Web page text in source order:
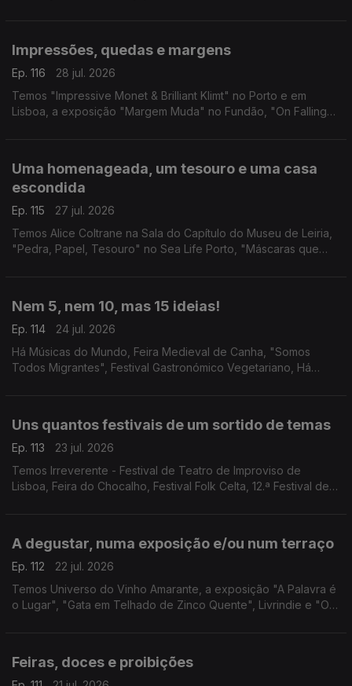
Impressões, quedas e margens
Ep. 116
28 jul. 2026
Temos "Impressive Monet & Brilliant Klimt" no Porto e em
Lisboa, a exposição "Margem Muda" no Fundão, "On Falling"
Uma homenageada, um tesouro e uma casa
escondida
Ep. 115
27 jul. 2026
Temos Alice Coltrane na Sala do Capítulo do Museu de Leiria,
"Pedra, Papel, Tesouro" no Sea Life Porto, "Máscaras que
Nem 5, nem 10, mas 15 ideias!
Ep. 114
24 jul. 2026
Há Músicas do Mundo, Feira Medieval de Canha, "Somos
Todos Migrantes", Festival Gastronómico Vegetariano, Há
Uns quantos festivais de um sortido de temas
Ep. 113
23 jul. 2026
Temos Irreverente - Festival de Teatro de Improviso de
Lisboa, Feira do Chocalho, Festival Folk Celta, 12.ª Festival de
A degustar, numa exposição e/ou num terraço
Ep. 112
22 jul. 2026
Temos Universo do Vinho Amarante, a exposição "A Palavra é
o Lugar", "Gata em Telhado de Zinco Quente", Livrindie e "O
Feiras, doces e proibições